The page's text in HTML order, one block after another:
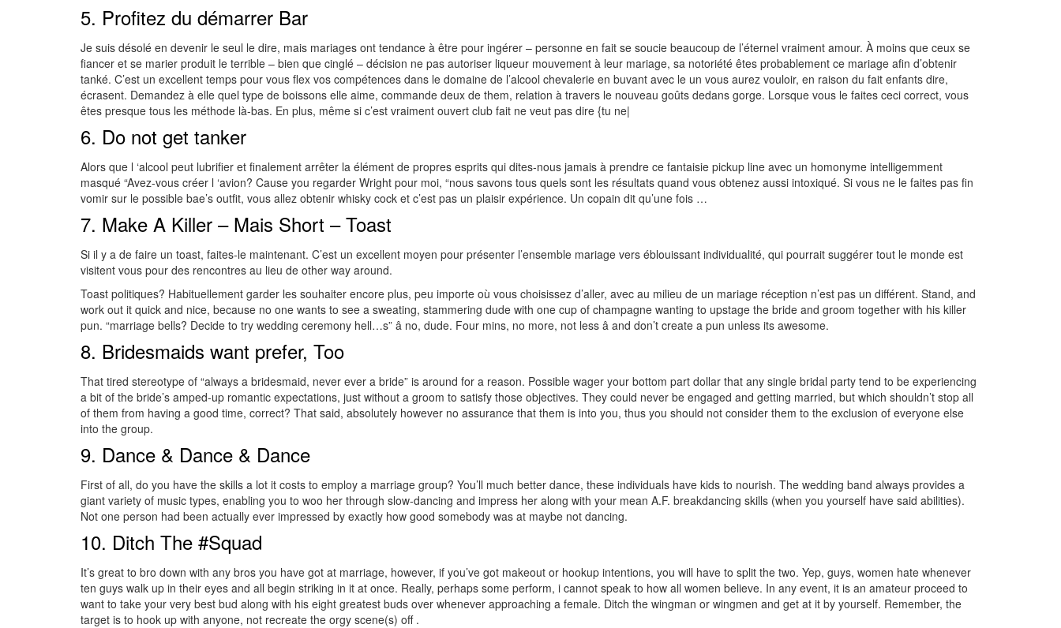
5. Profitez du démarrer Bar
Je suis désolé en devenir le seul le dire, mais mariages ont tendance à être pour ingérer – personne en fait se soucie beaucoup de l’éternel vraiment amour. À moins que ceux se
fiancer et se marier produit le terrible – bien que cinglé – décision ne pas autoriser liqueur mouvement à leur mariage, sa notoriété êtes probablement ce mariage afin d’obtenir
tanké. C’est un excellent temps pour vous flex vos compétences dans le domaine de l’alcool chevalerie en buvant avec le un vous aurez vouloir, en raison du fait enfants dire,
écrasent. Demandez à elle quel type de boissons elle aime, commande deux de them, relation à travers le nouveau goûts dedans gorge. Lorsque vous le faites ceci correct, vous
êtes presque tous les méthode là-bas. En plus, même si c’est vraiment ouvert club fait ne veut pas dire {tu ne|
6. Do not get tanker
Alors que l ‘alcool peut lubrifier et finalement arrêter la élément de propres esprits qui dites-nous jamais à prendre ce fantaisie pickup line avec un homonyme intelligemment
masqué “Avez-vous créer l ‘avion? Cause you regarder Wright pour moi, “nous savons tous quels sont les résultats quand vous obtenez aussi intoxiqué. Si vous ne le faites pas fin
vomir sur le possible bae’s outfit, vous allez obtenir whisky cock et c’est pas un plaisir expérience. Un copain dit qu’une fois …
7. Make A Killer – Mais Short – Toast
Si il y a de faire un toast, faites-le maintenant. C’est un excellent moyen pour présenter l’ensemble mariage vers éblouissant individualité, qui pourrait suggérer tout le monde est
visitent vous pour des rencontres au lieu de other way around.
Toast politiques? Habituellement garder les souhaiter encore plus, peu importe où vous choisissez d’aller, avec au milieu de un mariage réception n’est pas un différent. Stand, and
work out it quick and nice, because no one wants to see a sweating, stammering dude with one cup of champagne wanting to upstage the bride and groom together with his killer
pun. “marriage bells? Decide to try wedding ceremony hell…s” â no, dude. Four mins, no more, not less â and don’t create a pun unless its awesome.
8. Bridesmaids want prefer, Too
That tired stereotype of “always a bridesmaid, never ever a bride” is around for a reason. Possible wager your bottom part dollar that any single bridal party tend to be experiencing
a bit of the bride’s amped-up romantic expectations, just without a groom to satisfy those objectives. They could never be engaged and getting married, but which shouldn’t stop all
of them from having a good time, correct? That said, absolutely however no assurance that them is into you, thus you should not consider them to the exclusion of everyone else
into the group.
9. Dance & Dance & Dance
First of all, do you have the skills a lot it costs to employ a marriage group? You’ll much better dance, these individuals have kids to nourish. The wedding band always provides a
giant variety of music types, enabling you to woo her through slow-dancing and impress her along with your mean A.F. breakdancing skills (when you yourself have said abilities).
Not one person had been actually ever impressed by exactly how good somebody was at maybe not dancing.
10. Ditch The #Squad
It’s great to bro down with any bros you have got at marriage, however, if you’ve got makeout or hookup intentions, you will have to split the two. Yep, guys, women hate whenever
ten guys walk up in their eyes and all begin striking in it at once. Really, perhaps some perform, i cannot speak to how all women believe. In any event, it is an amateur proceed to
want to take your very best bud along with his eight greatest buds over whenever approaching a female. Ditch the wingman or wingmen and get at it by yourself. Remember, the
target is to hook up with anyone, not recreate the orgy scene(s) off .